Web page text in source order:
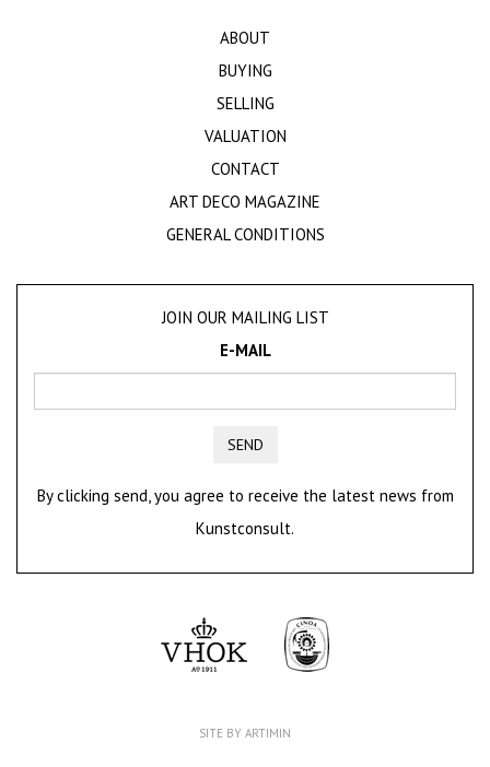
ABOUT
BUYING
SELLING
VALUATION
CONTACT
ART DECO MAGAZINE
GENERAL CONDITIONS
JOIN OUR MAILING LIST
E-MAIL
SEND
By clicking send, you agree to receive the latest news from
Kunstconsult.
SITE BY ARTIMIN